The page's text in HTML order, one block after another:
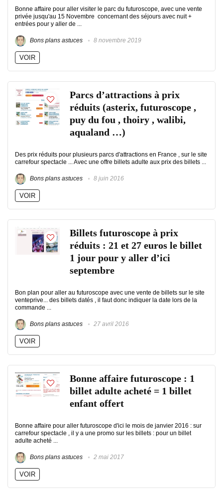
Bonne affaire pour aller visiter le parc du futuroscope, avec une vente
privée jusqu'au 15 Novembre concernant des séjours avec nuit +
entrées pour y aller de ...
Bons plans astuces 8 novembre 2019
VOIR
Parcs d’attractions à prix
réduits (asterix, futuroscope ,
puy du fou , thoiry , walibi,
aqualand …)
Des prix réduits pour plusieurs parcs d'attractions en France , sur le site
carrefour spectacle ... Avec une offre billets adulte aux prix des billets ...
Bons plans astuces 8 juin 2016
VOIR
Billets futuroscope à prix
réduits : 21 et 27 euros le billet
1 jour pour y aller d’ici
septembre
Bon plan pour aller au futuroscope avec une vente de billets sur le site
venteprive... des billets datés , il faut donc indiquer la date lors de la
commande ...
Bons plans astuces 27 avril 2016
VOIR
Bonne affaire futuroscope : 1
billet adulte acheté = 1 billet
enfant offert
Bonne affaire pour aller futuroscope d'ici le mois de janvier 2016 : sur
carrefour spectacle , il y a une promo sur les billets : pour un billet
adulte acheté ...
Bons plans astuces 2 mai 2017
VOIR